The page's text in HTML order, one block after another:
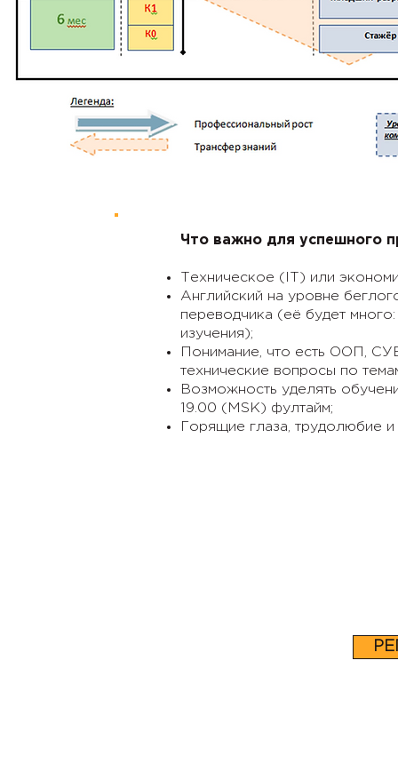
Что важно для успешного
Техническое (IT) или
Английский на уровне
переводчика (её будет
изучения);
Понимание, что есть ООП,
технические вопросы по
Возможность уделять
19.00 (MSK) фултайм;
Горящие глаза, трудолюбие